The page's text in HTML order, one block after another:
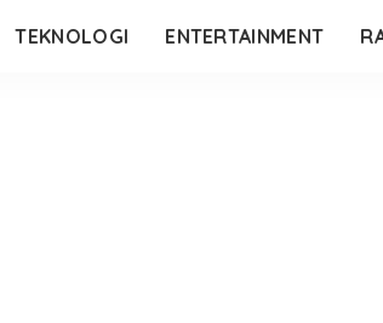
TEKNOLOGI ENTERTAINMENT